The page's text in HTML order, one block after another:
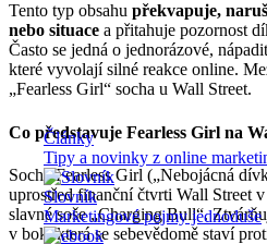
Články
Tipy a novinky z online
Slovník
Marketingové pojmy jednoduše
Tento typ obsahu překvapuje,
nebo situace a přitahuje pozornost
Často se jedná o jednorázové,
které vyvolají silné reakce online.
„Fearless Girl“ socha u Wall Street.
Co představuje Fearless Girl na
Socha Fearless Girl („Nebojácná
uprostřed finanční čtvrti Wall Street
slavné soše „Charging Bull“.
v bok, která se sebevědomě staví